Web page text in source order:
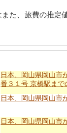
た、旅費の推定
日本、岡山県岡山市
番３１号 京橋駅まで
日本、岡山県岡山市
日本、岡山県岡山市